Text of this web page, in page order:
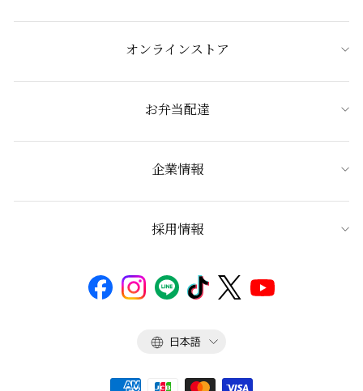
オンラインストア
お弁当配達
企業情報
採用情報
言
日本語